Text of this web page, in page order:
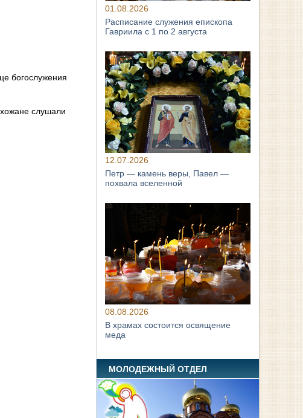
богослужения
слушали
01.08.2026
Расписание служения епископа
Гавриила с 1 по 2 августа
12.07.2026
Петр — камень веры, Павел —
похвала вселенной
08.08.2026
В храмах состоится освящение
меда
МОЛОДЕЖНЫЙ ОТДЕЛ